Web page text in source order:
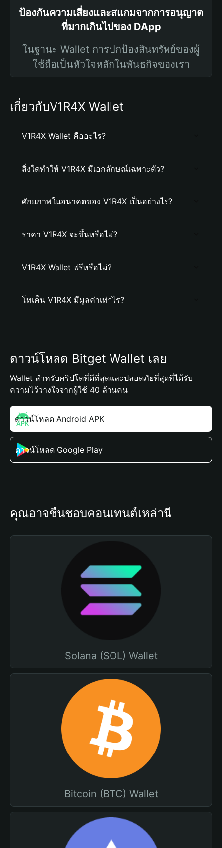
ป้องกันความเสี่ยงและสแกมจากการอนุญาต
ที่มากเกินไปของ DApp
ในฐานะ Wallet การปกป้องสินทรัพย์ของผู้
ใช้ถือเป็นหัวใจหลักในพันธกิจของเรา
เกี่ยวกับV1R4X Wallet
V1R4X Wallet คืออะไร?
สิ่งใดทำให้ V1R4X มีเอกลักษณ์เฉพาะตัว?
ศักยภาพในอนาคตของ V1R4X เป็นอย่างไร?
ราคา V1R4X จะขึ้นหรือไม่?
V1R4X Wallet ฟรีหรือไม่?
โทเค็น V1R4X มีมูลค่าเท่าไร?
ดาวน์โหลด Bitget Wallet เลย
Wallet สำหรับคริปโตที่ดีที่สุดและปลอดภัยที่สุดที่ได้รับ
ความไว้วางใจจากผู้ใช้ 40 ล้านคน
ดาวน์โหลด Android APK
ดาวน์โหลด Google Play
คุณอาจชื่นชอบคอนเทนต์เหล่านี้
Solana (SOL) Wallet
Bitcoin (BTC) Wallet